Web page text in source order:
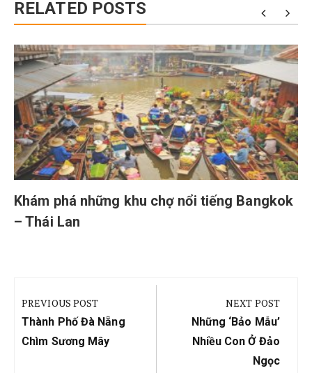
RELATED POSTS
Khám phá những khu chợ nổi tiếng Bangkok
– Thái Lan
hướng
bài
viết
PREVIOUS POST
Previous
Post:
Thành Phố Đà Nẵng
Chìm Sương Mây
NEXT POST
Next
Post:
Những ‘bảo Mẫu’
Nhiều Con Ở Đảo
Ngọc